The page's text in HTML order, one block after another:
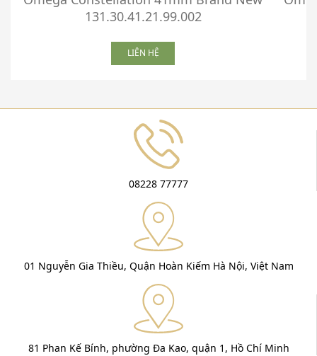
131.30.41.21.99.002
LIÊN HỆ
08228 77777
01 Nguyễn Gia Thiều, Quận Hoàn Kiếm Hà Nội, Việt Nam
81 Phan Kế Bính, phường Đa Kao, quận 1, Hồ Chí Minh